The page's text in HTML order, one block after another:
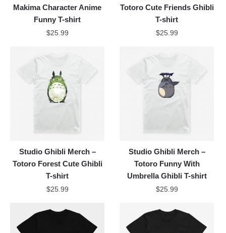
Makima Character Anime
Funny T-shirt
$25.99
Totoro Cute Friends Ghibli
T-shirt
$25.99
Studio Ghibli Merch –
Totoro Forest Cute Ghibli
T-shirt
$25.99
Studio Ghibli Merch –
Totoro Funny With
Umbrella Ghibli T-shirt
$25.99